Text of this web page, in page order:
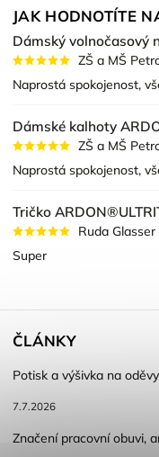
JAK HODNOTÍTE
Dámský volnočasový
ZŠ a MŠ
Naprostá spokojenost,
Dámské kalhoty
ZŠ a MŠ
Naprostá spokojenost,
Tričko
Ruda Glasser
Super
ČLÁNKY
Potisk a výšivka na
7.7.2026
Značení pracovní obuvi,